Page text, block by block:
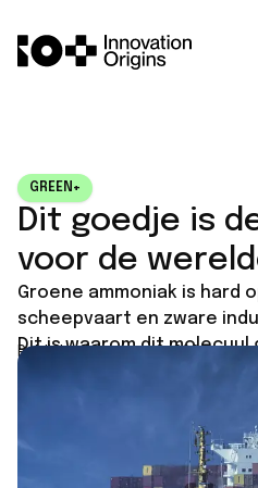
GREEN+
Dit goedje is
voor de
Groene ammoniak is hard
scheepvaart en zware
Dit is waarom dit molecuul
Published on